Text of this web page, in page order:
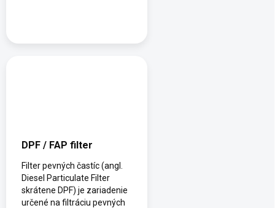
DPF / FAP filter
Filter pevných častíc (angl.
Diesel Particulate Filter
skrátene DPF) je zariadenie
určené na filtráciu pevných